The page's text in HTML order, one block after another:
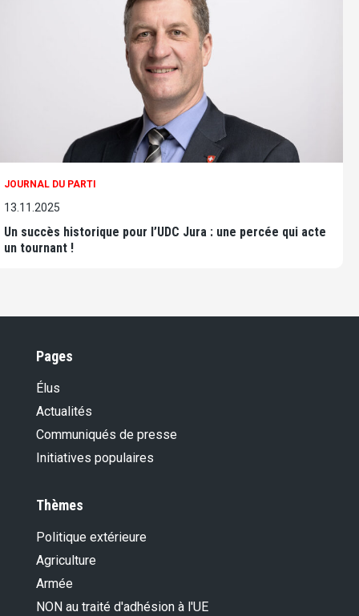
JOURNAL DU PARTI
13.11.2025
Un succès historique pour l’UDC Jura : une percée qui acte
un tournant !
Pages
Élus
Actualités
Communiqués de presse
Initiatives populaires
Thèmes
Politique extérieure
Agriculture
Armée
NON au traité d'adhésion à l'UE